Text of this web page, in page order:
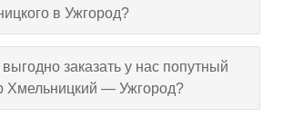
в Ужгород?
выгодно заказать у нас попутный
Хмельницкий — Ужгород?